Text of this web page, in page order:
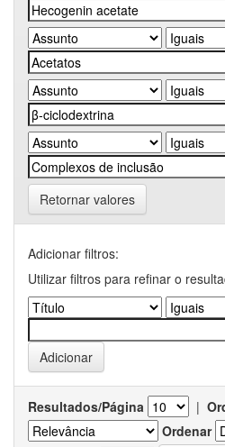
Retornar valores
Adicionar filtros:
Utilizar filtros para refinar o
Resultados/Página |
Ordenar